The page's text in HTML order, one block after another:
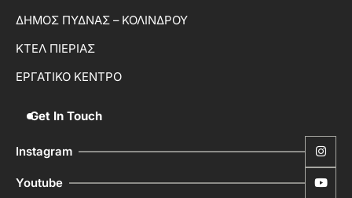
ΔΗΜΟΣ ΠΥΔΝΑΣ – ΚΟΛΙΝΔΡΟΥ
ΚΤΕΛ ΠΙΕΡΙΑΣ
ΕΡΓΑΤΙΚΟ ΚΕΝΤΡΟ
Get In Touch
Instagram
Youtube